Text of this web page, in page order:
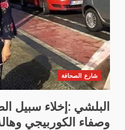
شارع الصحافة
البلشي :إخلاء سبيل
وصفاء الكوربيجي